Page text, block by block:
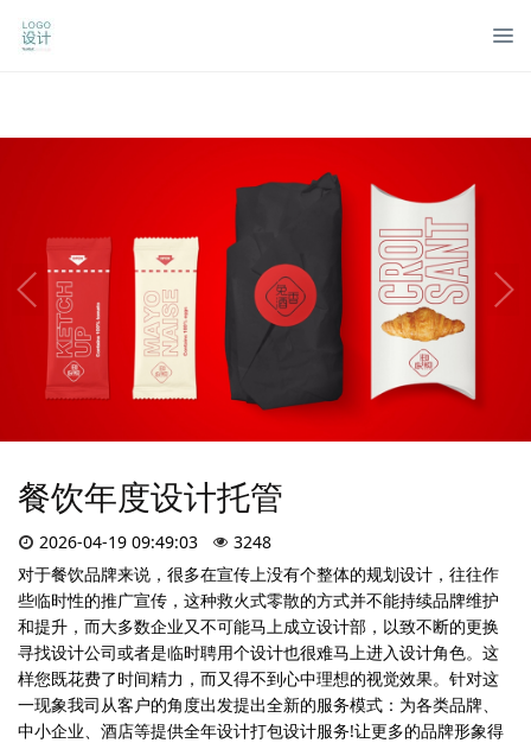
餐饮年度设计托管
2026-04-19 09:49:03
3248
对于餐饮品牌来说，很多在宣传上没有个整体的规划设计，往往作
些临时性的推广宣传，这种救火式零散的方式并不能持续品牌维护
和提升，而大多数企业又不可能马上成立设计部，以致不断的更换
寻找设计公司或者是临时聘用个设计也很难马上进入设计角色。这
样您既花费了时间精力，而又得不到心中理想的视觉效果。针对这
一现象我司从客户的角度出发提出全新的服务模式：为各类品牌、
中小企业、酒店等提供全年设计打包设计服务!让更多的品牌形象得